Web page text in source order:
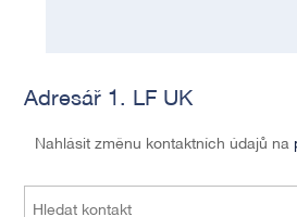
Adresář 1. LF UK
Nahlásit změnu kontaktních údajů na